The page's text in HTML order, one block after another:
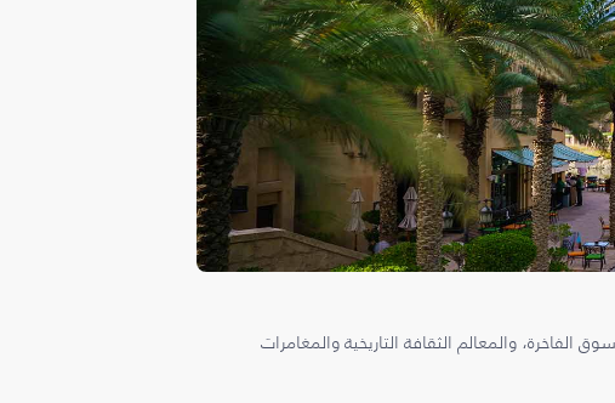
الفاخرة، والمعالم الثقافة التاريخية والمغامرات